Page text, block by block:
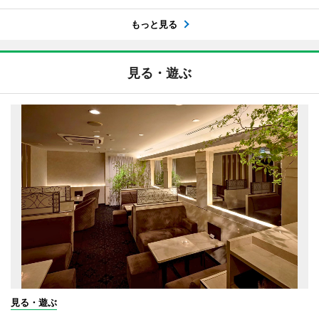
もっと見る
見る・遊ぶ
見る・遊ぶ